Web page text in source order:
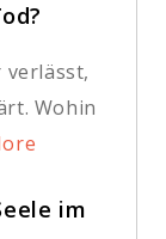
verlässt,
Wohin
im